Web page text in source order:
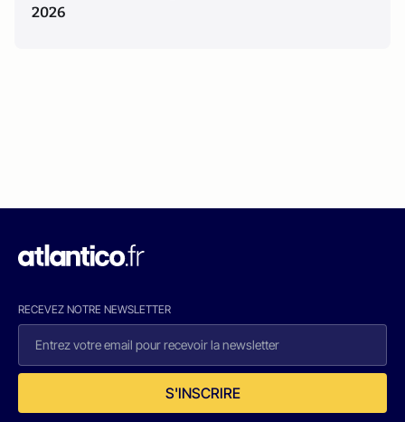
2026
RECEVEZ NOTRE NEWSLETTER
S'INSCRIRE